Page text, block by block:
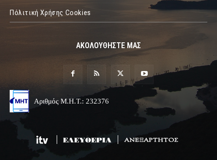
Πόλιτική Χρήσης Cookies
ΑΚΟΛΟΥΘΗΣΤΕ ΜΑΣ
Αριθμός Μ.Η.Τ.: 232376